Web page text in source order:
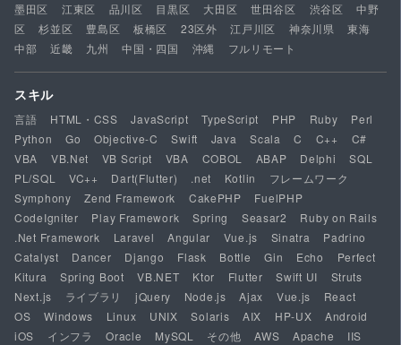
墨田区
江東区 品川区 目黒区 大田区 世田谷区 渋谷区
中野
区
杉並区 豊島区 板橋区 23区外 江戸川区 神奈川県
東海
中部
近畿 九州 中国・四国 沖縄 フルリモート
スキル
言語 HTML・CSS JavaScript TypeScript PHP Ruby
Perl
Python
Go Objective-C Swift Java Scala C C++
C#
VBA
VB.Net VB Script VBA COBOL ABAP Delphi
SQL
PL/SQL
VC++ Dart(Flutter) .net Kotlin
フレームワーク
Symphony
Zend Framework CakePHP
FuelPHP
CodeIgniter
Play Framework Spring Seasar2
Ruby on Rails
.Net Framework
Laravel Angular Vue.js Sinatra
Padrino
Catalyst
Dancer Django Flask Bottle Gin Echo
Perfect
Kitura
Spring Boot VB.NET Ktor Flutter Swift UI
Struts
Next.js
ライブラリ jQuery Node.js Ajax Vue.js
React
OS
Windows Linux UNIX Solaris AIX HP-UX
Android
iOS
インフラ Oracle MySQL その他 AWS Apache
IIS